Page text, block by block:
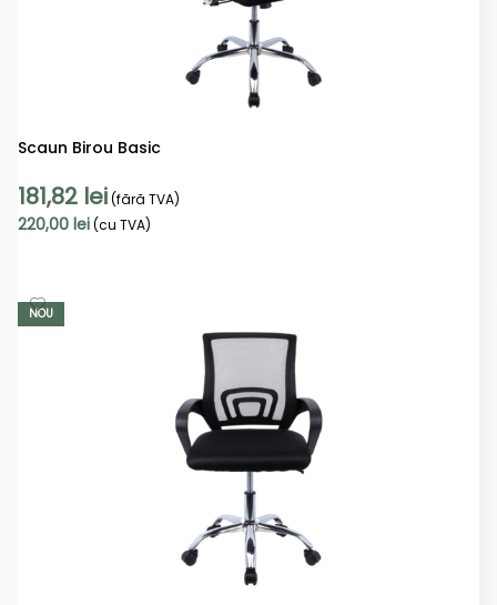
Scaun Birou Basic
181,82 lei(fără TVA)
220,00 lei(cu TVA)
NOU